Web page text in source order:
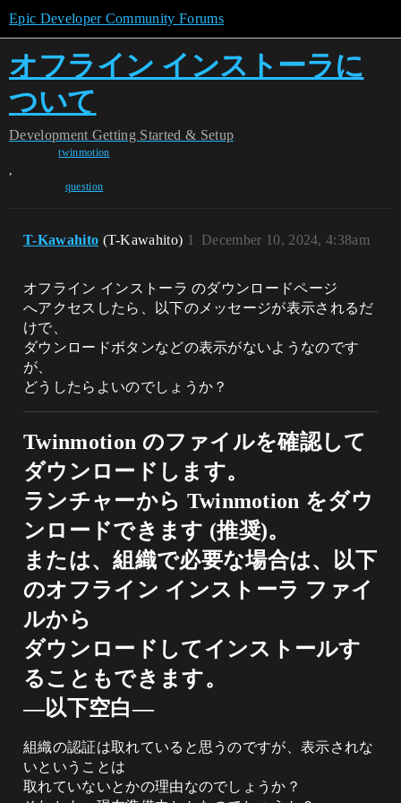
Epic Developer Community Forums
オフライン インストーラに
ついて
Development Getting Started & Setup
twinmotion
,
question
T-Kawahito (T-Kawahito) December 10, 2024, 4:38am
1
オフライン インストーラ のダウンロードページ
へアクセスしたら、以下のメッセージが表示されるだ
けで、
ダウンロードボタンなどの表示がないようなのです
が、
どうしたらよいのでしょうか？
Twinmotion のファイルを確認して
ダウンロードします。
ランチャーから Twinmotion をダウ
ンロードできます (推奨)。
または、組織で必要な場合は、以下
のオフライン インストーラ ファイ
ルから
ダウンロードしてインストールす
ることもできます。
―以下空白―
組織の認証は取れていると思うのですが、表示されな
いということは
取れていないとかの理由なのでしょうか？